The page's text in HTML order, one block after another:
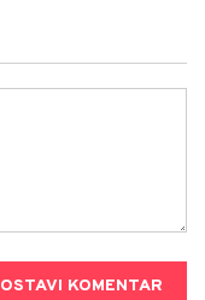
OSTAVI KOMENTAR